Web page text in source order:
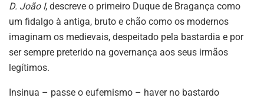
D. João I, descreve o primeiro Duque de Bragança como
um fidalgo à antiga, bruto e chão como os modernos
imaginam os medievais, despeitado pela bastardia e por
ser sempre preterido na governança aos seus irmãos
legítimos.
Insinua – passe o eufemismo – haver no bastardo